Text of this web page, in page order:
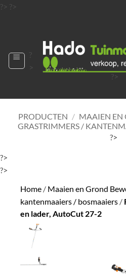
?> ?>
?>
?
PRODUCTEN / MAAIEN EN
GRASTRIMMERS /
?>
?>
?>
Home / Maaien en Grond
kantenmaaiers / bosmaaiers /
en lader, AutoCut 27-2